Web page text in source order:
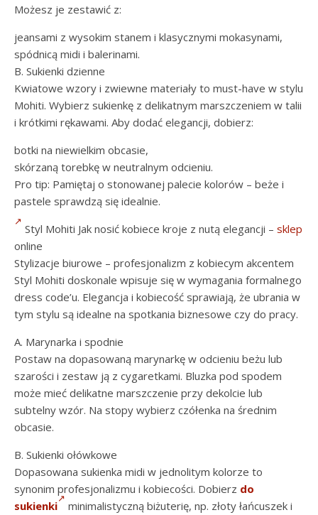
Możesz je zestawić z:
jeansami z wysokim stanem i klasycznymi mokasynami,
spódnicą midi i balerinami.
B. Sukienki dzienne
Kwiatowe wzory i zwiewne materiały to must-have w stylu
Mohiti. Wybierz sukienkę z delikatnym marszczeniem w talii
i krótkimi rękawami. Aby dodać elegancji, dobierz:
botki na niewielkim obcasie,
skórzaną torebkę w neutralnym odcieniu.
Pro tip: Pamiętaj o stonowanej palecie kolorów – beże i
pastele sprawdzą się idealnie.
Styl Mohiti Jak nosić kobiece kroje z nutą elegancji – sklep
online
Stylizacje biurowe – profesjonalizm z kobiecym akcentem
Styl Mohiti doskonale wpisuje się w wymagania formalnego
dress code’u. Elegancja i kobiecość sprawiają, że ubrania w
tym stylu są idealne na spotkania biznesowe czy do pracy.
A. Marynarka i spodnie
Postaw na dopasowaną marynarkę w odcieniu beżu lub
szarości i zestaw ją z cygaretkami. Bluzka pod spodem
może mieć delikatne marszczenie przy dekolcie lub
subtelny wzór. Na stopy wybierz czółenka na średnim
obcasie.
B. Sukienki ołówkowe
Dopasowana sukienka midi w jednolitym kolorze to
synonim profesjonalizmu i kobiecości. Dobierz do
sukienki
minimalistyczną biżuterię, np. złoty łańcuszek i